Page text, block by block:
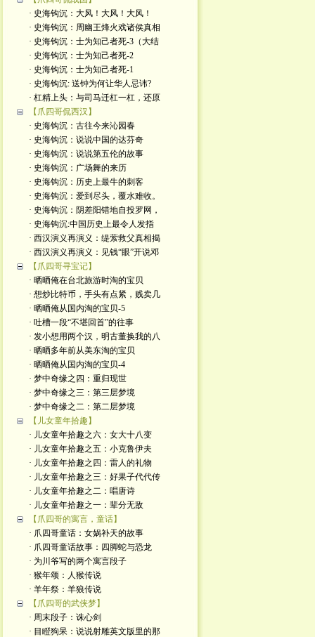
· 史海钩沉：大风！大风！大风！
· 史海钩沉：周幽王烽火戏诸侯真相
· 史海钩沉：士为知己者死-3（大结
· 史海钩沉：士为知己者死-2
· 史海钩沉：士为知己者死-1
· 史海钩沉: 送钟为何让华人忌讳?
· 杠精上头：与司马迁杠一杠，还原
【爪四哥侃西汉】
· 史海钩沉：古往今来沁园春
· 史海钩沉：说说中国的达芬奇
· 史海钩沉：说说第五伦的故事
· 史海钩沉：广场舞的来历
· 史海钩沉：历史上最牛的刺客
· 史海钩沉：爱到尽头，覆水难收。
· 史海钩沉：阴差阳错地自投罗网，
· 史海钩沉:中国历史上最令人发指
· 西汉演义再演义：缇萦救父真相揭
· 西汉演义再演义：见钱“眼”开说邓
【爪四哥寻宝记】
· 晒晒俺在台北旅游时淘的宝贝
· 想炒比特币，手头有点紧，贱卖几
· 晒晒俺从国内淘的宝贝-5
· 吐槽一段“不堪回首”的往事
· 发小想用两个汉，明古董换我的八
· 晒晒多年前从美东淘的宝贝
· 晒晒俺从国内淘的宝贝-4
· 梦中奇缘之四：重归现世
· 梦中奇缘之三：第三层梦境
· 梦中奇缘之二：第二层梦境
【儿女童年拾趣】
· 儿女童年拾趣之六：女大十八变
· 儿女童年拾趣之五：小克鲁伊夫
· 儿女童年拾趣之四：雷人的礼物
· 儿女童年拾趣之三：好果子代代传
· 儿女童年拾趣之二：唱唐诗
· 儿女童年拾趣之一：辈分无敌
【爪四哥的寓言，童话】
· 爪四哥童话：女娲补天的故事
· 爪四哥童话故事：四脚蛇与恐龙
· 为川爷写的两个寓言段子
· 猴年颂：人猴传说
· 羊年祭：羊狼传说
【爪四哥的武侠梦】
· 周末段子：诛心剑
· 目瞪狗呆：说说射雕英文版里的那